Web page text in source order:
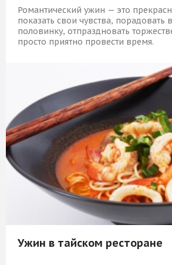
Романтический ужин — это
показать свои чувства, порадовать
половинку, отпраздновать
просто приятно провести время.
5 639 Р
Ужин в тайском ресторане